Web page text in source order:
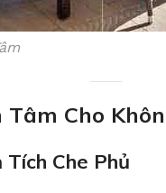
Cho
Che Phủ